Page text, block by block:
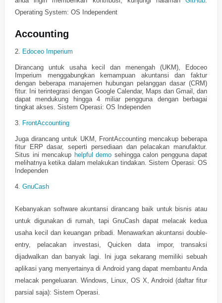
Operating System: OS Independent
Accounting
2. Edoceo Imperium
Dirancang untuk usaha kecil dan menengah (UKM), Edoceo
Imperium menggabungkan kemampuan akuntansi dan faktur
dengan beberapa manajemen hubungan pelanggan dasar (CRM)
fitur. Ini terintegrasi dengan Google Calendar, Maps dan Gmail, dan
dapat mendukung hingga 4 miliar pengguna dengan berbagai
tingkat akses. Sistem Operasi: OS Independen
3. FrontAccounting
Juga dirancang untuk UKM, FrontAccounting mencakup beberapa
fitur ERP dasar, seperti persediaan dan pelacakan manufaktur.
Situs ini mencakup helpful demo sehingga calon pengguna dapat
melihatnya ketika dalam melakukan tindakan. Sistem Operasi: OS
Independen
4. GnuCash
Kebanyakan software akuntansi dirancang baik untuk bisnis atau
untuk digunakan di rumah, tapi GnuCash dapat melacak kedua
usaha kecil dan keuangan pribadi. Menawarkan akuntansi double-
entry, pelacakan investasi, Quicken data impor, transaksi
dijadwalkan dan banyak lagi. Ini juga sekarang memiliki sebuah
aplikasi yang menyertainya di Android yang dapat membantu Anda
melacak pengeluaran. Windows, Linux, OS X, Android (daftar fitur
parsial saja): Sistem Operasi.